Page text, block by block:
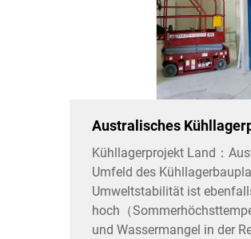
Australisches
Kühllagerprojekt Land：
Umfeld des
Umweltstabilität ist
hoch（
und Wassermangel in der